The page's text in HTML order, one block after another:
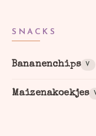
SNACKS
Bananenchips V
Maizenakoekjes